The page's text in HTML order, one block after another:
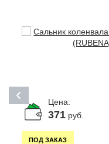
Цена:
371руб.
ПОД ЗАКАЗ